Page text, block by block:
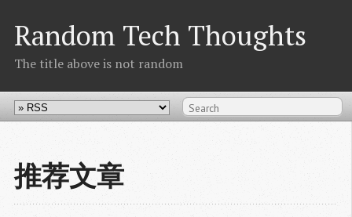
Random Tech Thoughts
The title above is not random
推荐文章